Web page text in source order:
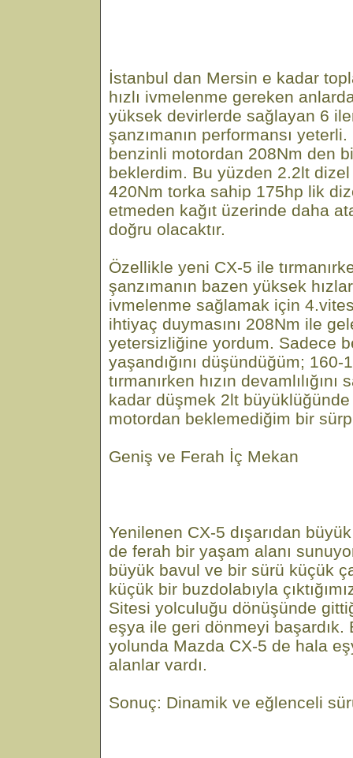
İstanbul dan Mersin e kadar
hızlı ivmelenme gereken
yüksek devirlerde sağlayan 6
şanzımanın performansı
benzinli motordan 208Nm den
beklerdim. Bu yüzden 2.2lt
420Nm torka sahip 175hp lik
etmeden kağıt üzerinde daha
doğru olacaktır.
Özellikle yeni CX-5 ile
şanzımanın bazen yüksek
ivmelenme sağlamak için
ihtiyaç duymasını 208Nm ile
yetersizliğine yordum. Sadece
yaşandığını düşündüğüm; 160-
tırmanırken hızın
kadar düşmek 2lt
motordan beklemediğim bir
Geniş ve Ferah İç Mekan
Yenilenen CX-5 dışarıdan
de ferah bir yaşam alanı
büyük bavul ve bir sürü küçük
küçük bir buzdolabıyla
Sitesi yolculuğu dönüşünde
eşya ile geri dönmeyi başardık.
yolunda Mazda CX-5 de hala
alanlar vardı.
Sonuç: Dinamik ve eğlenceli